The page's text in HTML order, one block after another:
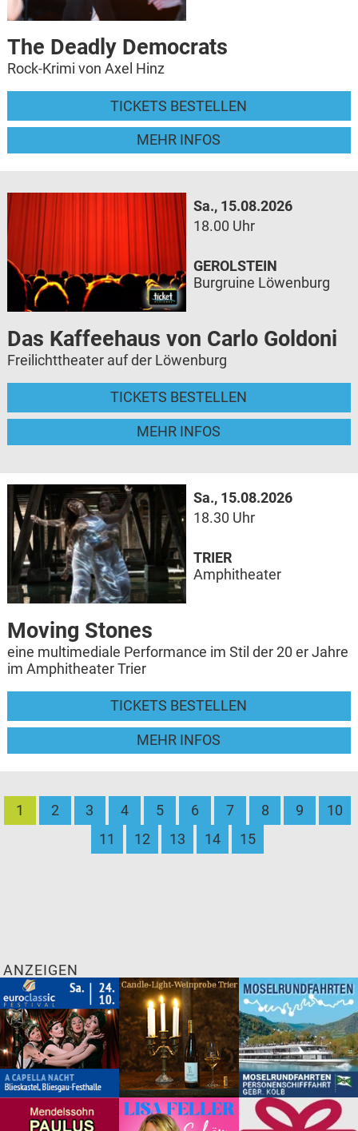
The Deadly Democrats
Rock-Krimi von Axel Hinz
TICKETS BESTELLEN
MEHR INFOS
Sa., 15.08.2026
18.00 Uhr
Das Kaffeehaus von Carlo Goldoni
Freilichttheater auf der Löwenburg
TICKETS BESTELLEN
MEHR INFOS
GEROLSTEIN
Burgruine Löwenburg
Sa., 15.08.2026
18.30 Uhr
Moving Stones
eine multimediale Performance im Stil der 20 er Jahre
im Amphitheater Trier
TICKETS BESTELLEN
MEHR INFOS
TRIER
Amphitheater
1 2 3 4 5 6 7 8 9
10
11
12 13 14 15
ANZEIGEN